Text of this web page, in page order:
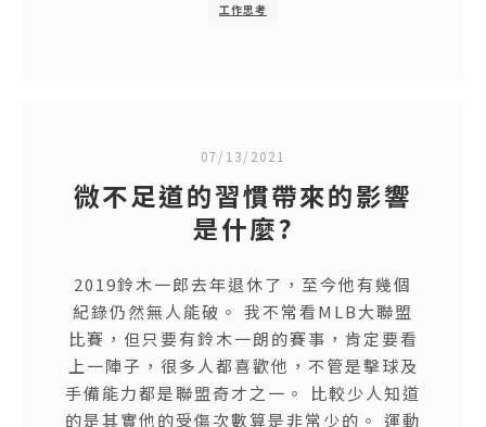
工作思考
07/13/2021
微不足道的習慣帶來的影響
是什麼?
2019鈴木一郎去年退休了，至今他有幾個
紀錄仍然無人能破。 我不常看MLB大聯盟
比賽，但只要有鈴木一朗的賽事，肯定要看
上一陣子，很多人都喜歡他，不管是擊球及
手備能力都是聯盟奇才之一。 比較少人知道
的是其實他的受傷次數算是非常少的。 運動